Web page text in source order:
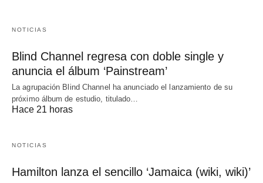
NOTICIAS
Blind Channel regresa con doble single y
anuncia el álbum ‘Painstream’
La agrupación Blind Channel ha anunciado el lanzamiento de su
próximo álbum de estudio, titulado…
Hace 21 horas
NOTICIAS
Hamilton lanza el sencillo ‘Jamaica (wiki, wiki)’